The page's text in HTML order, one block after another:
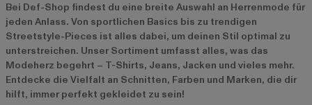
Bei Def-Shop findest du eine breite Auswahl an Herrenmode für
jeden Anlass. Von sportlichen Basics bis zu trendigen
Streetstyle-Pieces ist alles dabei, um deinen Stil optimal zu
unterstreichen. Unser Sortiment umfasst alles, was das
Modeherz begehrt – T-Shirts, Jeans, Jacken und vieles mehr.
Entdecke die Vielfalt an Schnitten, Farben und Marken, die dir
hilft, immer perfekt gekleidet zu sein!